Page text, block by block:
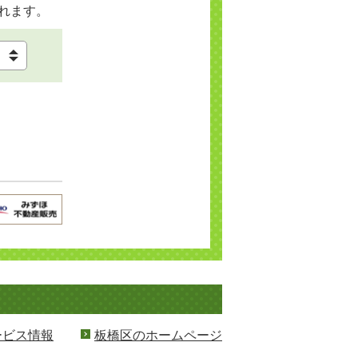
ます。
ス情報 板橋区のホームページ